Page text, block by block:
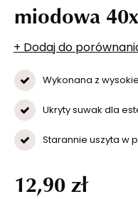
miodowa
+ Dodaj do
Wykonana z
Ukryty suwak dla
Starannie uszyta w
12,90 zł